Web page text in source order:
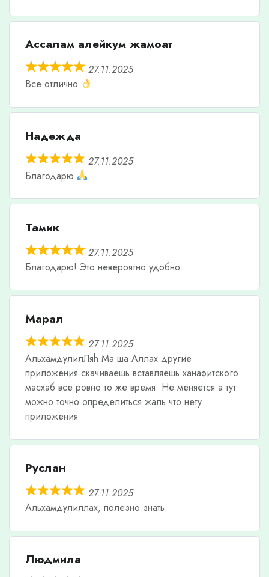
Ассалам алейкум жамоат
27.11.2025
Всё отлично
Надежда
27.11.2025
Благодарю
Тамик
27.11.2025
Благодарю! Это невероятно удобно.
Марал
27.11.2025
АльхамдулилЛяh Ма ша Аллах другие
приложения скачиваешь вставляешь ханафитского
масхаб все ровно то же время. Не меняется а тут
можно точно определиться жаль что нету
приложения
Руслан
27.11.2025
Альхамдулиллах, полезно знать.
Людмила